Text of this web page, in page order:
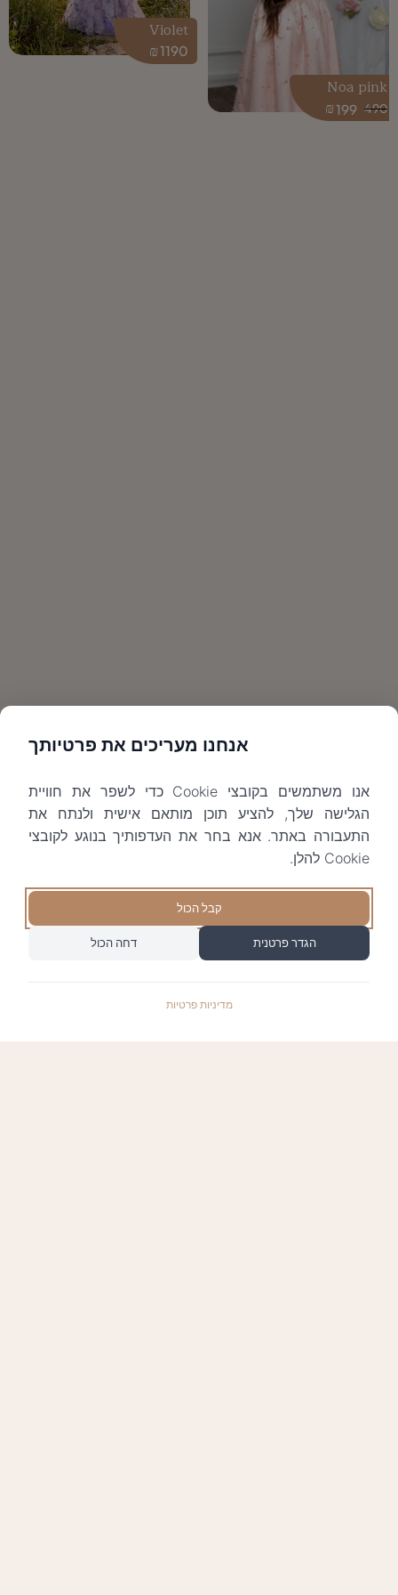
490
199
₪
Noa pink
1190
₪
Violet
אנחנו מעריכים את פרטיותך
אנו משתמשים בקובצי Cookie כדי לשפר את חוויית
הגלישה שלך, להציע תוכן מותאם אישית ולנתח את
התעבורה באתר. אנא בחר את העדפותיך בנוגע לקובצי
Cookie להלן.
קבל הכול
הגדר פרטנית דחה הכול
מדיניות פרטיות